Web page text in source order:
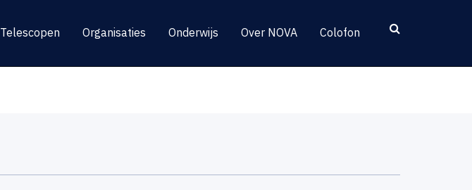
Telescopen Organisaties Onderwijs Over NOVA Colofon